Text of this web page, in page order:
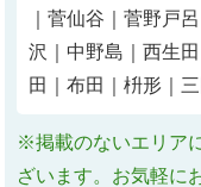
｜菅仙谷｜菅野戸
沢｜中野島｜西生
田｜布田｜枡形｜
※掲載のないエリア
ざいます。お気軽に